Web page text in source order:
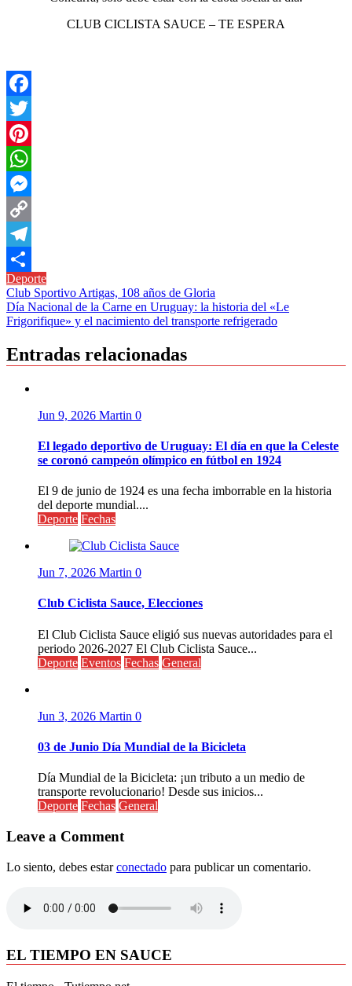
CLUB CICLISTA SAUCE – TE ESPERA
Facebook
Twitter
Pinterest
WhatsApp
Messenger
Copy
Link
Telegram
Compartir
Deporte
Navegación
de
Club Sportivo Artigas, 108 años de Gloria
Día Nacional de la Carne en Uruguay: la historia del «Le
Frigorifique» y el nacimiento del transporte refrigerado
Entradas relacionadas
Jun 9, 2026 Martin 0
El legado deportivo de Uruguay: El día en que la Celeste
se coronó campeón olímpico en fútbol en 1924
El 9 de junio de 1924 es una fecha imborrable en la historia
del deporte mundial....
Deporte Fechas
Jun 7, 2026 Martin 0
Club Ciclista Sauce, Elecciones
El Club Ciclista Sauce eligió sus nuevas autoridades para el
periodo 2026-2027 El Club Ciclista Sauce...
Deporte Eventos Fechas General
Jun 3, 2026 Martin 0
03 de Junio Día Mundial de la Bicicleta
Día Mundial de la Bicicleta: ¡un tributo a un medio de
transporte revolucionario! Desde sus inicios...
Deporte Fechas General
Leave a Comment
Lo siento, debes estarconectado para publicar un comentario.
EL TIEMPO EN SAUCE